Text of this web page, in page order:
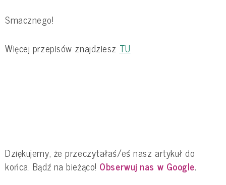
Smacznego!
Więcej przepisów znajdziesz TU
Dziękujemy, że przeczytałaś/eś nasz artykuł do
końca. Bądź na bieżąco! Obserwuj nas w Google.